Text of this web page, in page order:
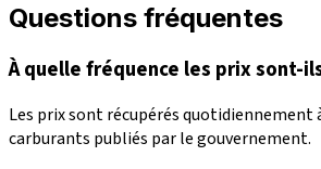
Questions fréquentes
À quelle fréquence les prix sont-
Les prix sont récupérés quotidiennement
carburants publiés par le gouvernement.